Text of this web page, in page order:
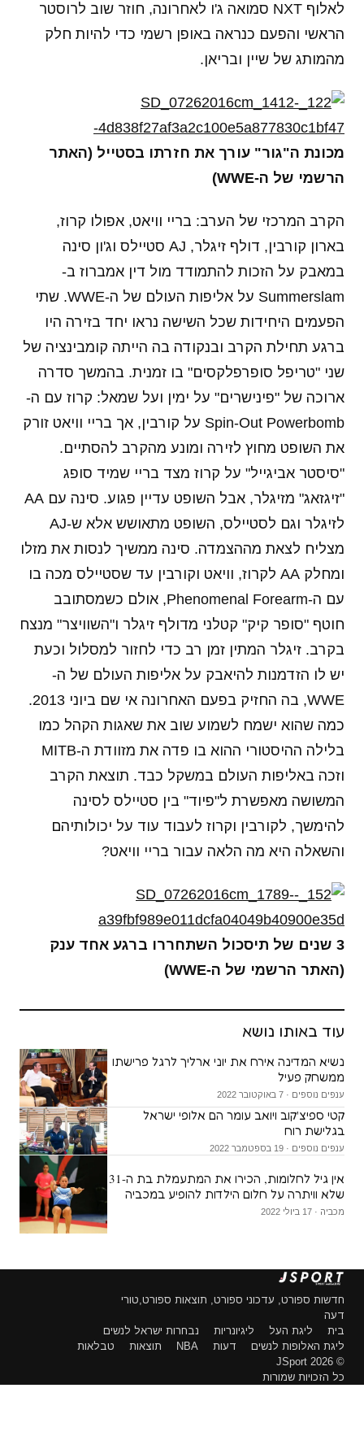
לאלוף NXT סמואה ג'ו לאחרונה, חוזר שוב לרוסטר
הראשי והפעם כנראה באופן רשמי כדי להיות חלק
מהמותג של שיין ובריאן.
מכונת ה"גור" עורך את חזרתו בסטייל (האתר
הרשמי של ה-WWE)
הקרב המרכזי של הערב: בריי וויאט, אפולו קרוז,
בארון קורבין, דולף זיגלר, AJ סטיילס וג'ון סינה
במאבק על הזכות להתמודד מול דין אמברוז ב-
Summerslam על אליפות העולם של ה-WWE. שתי
הפעמים היחידות שכל השישה נראו יחד בזירה היו
ברגע תחילת הקרב ובנקודה בה הייתה קומבינציה של
שני "טריפל סופרפלקסים" בו זמנית. בהמשך סדרה
ארוכה של "פינישרים" על ימין ועל שמאל: קרוז עם ה-
Spin-Out Powerbomb על קורבין, אך בריי וויאט זורק
את השופט מחוץ לזירה ומונע מהקרב להסתיים.
"סיסטר אביגייל" על קרוז מצד בריי שמיד סופג
"זיגזאג" מזיגלר, אבל השופט עדיין פגוע. סינה עם AA
לזיגלר וגם לסטיילס, השופט מתאושש אלא ש-AJ
מצליח לצאת מההצמדה. סינה ממשיך לנסות את מזלו
ומחלק AA לקרוז, וויאט וקורבין עד שסטיילס מכה בו
עם ה-Phenomenal Forearm, אולם כשמסתובב
חוטף "סופר קיק" קטלני מדולף זיגלר ו"השוויצר" מנצח
בקרב. זיגלר המתין זמן רב כדי לחזור למסלול וכעת
יש לו הזדמנות להיאבק על אליפות העולם של ה-
WWE, בה החזיק בפעם האחרונה אי שם ביוני 2013.
כמה שהוא ישמח לשמוע שוב את שאגות הקהל כמו
בלילה ההיסטורי ההוא בו פדה את מזוודת ה-MITB
וזכה באליפות העולם במשקל כבד. תוצאת הקרב
המשושה מאפשרת ל"פיוד" בין סטיילס לסינה
להימשך, לקורבין וקרוז לעבוד עוד על יכולותיהם
והשאלה היא מה הלאה עבור בריי וויאט?
3 שנים של תיסכול השתחררו ברגע אחד ענק
(האתר הרשמי של ה-WWE)
עוד באותו נושא
נשיא המדינה אירח את יוני ארליך לרגל פרישתו
ממשחק פעיל
ענפים נוספים · 7 באוקטובר 2022
קטי ספיצ'קוב ויואב עומר הם אלופי ישראל
בגלישת רוח
ענפים נוספים · 19 בספטמבר 2022
אין גיל לחלומות, הכירו את המתעמלת בת ה-31
שלא וויתרה על חלום הילדות להופיע במכביה
מכביה · 17 ביולי 2022
חדשות ספורט, עדכוני ספורט, תוצאות ספורט,טורי
דעה
בית
ליגת העל ליגיונריות
נבחרות ישראל לנשים
ליגת האלופות לנשים
דעות NBA תוצאות
טבלאות
© 2026 JSport
כל הזכויות שמורות